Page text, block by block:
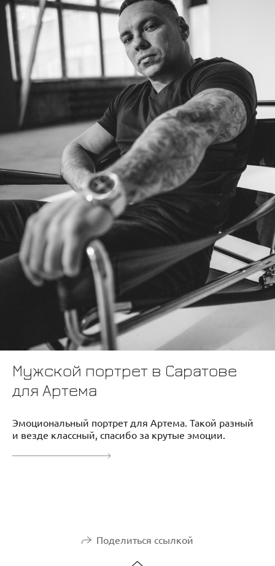
Мужской портрет в Саратове
для Артема
Эмоциональный портрет для Артема. Такой разный
и везде классный, спасибо за крутые эмоции.
Поделиться ссылкой